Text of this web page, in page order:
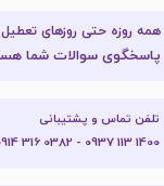
همه روزه حتی روزهای تعطیل
پاسخگوی سوالات شما
تلفن تماس و پشتیبانی
1400 113 0937 - 0382 316 0914